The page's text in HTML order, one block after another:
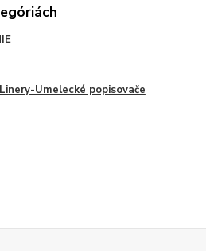
Umelecké popisovače